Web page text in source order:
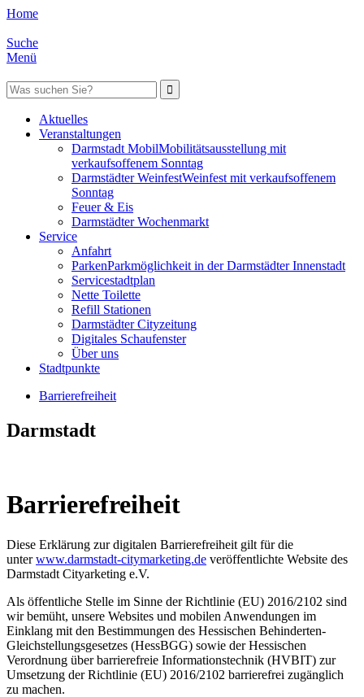
Home
Suche
Menü
Aktuelles
Veranstaltungen
Darmstadt MobilMobilitätsausstellung mit
verkaufsoffenem Sonntag
Darmstädter WeinfestWeinfest mit verkaufsoffenem
Sonntag
Feuer & Eis
Darmstädter Wochenmarkt
Service
Anfahrt
ParkenParkmöglichkeit in der Darmstädter Innenstadt
Servicestadtplan
Nette Toilette
Refill Stationen
Darmstädter Cityzeitung
Digitales Schaufenster
Über uns
Stadtpunkte
Barrierefreiheit
Darmstadt
Barrierefreiheit
Diese Erklärung zur digitalen Barrierefreiheit gilt für die
unterwww.darmstadt-citymarketing.de veröffentlichte Website des
Darmstadt Cityarketing e.V.
Als öffentliche Stelle im Sinne der Richtlinie (EU) 2016/2102 sind
wir bemüht, unsere Websites und mobilen Anwendungen im
Einklang mit den Bestimmungen des Hessischen Behinderten-
Gleichstellungsgesetzes (HessBGG) sowie der Hessischen
Verordnung über barrierefreie Informationstechnik (HVBIT) zur
Umsetzung der Richtlinie (EU) 2016/2102 barrierefrei zugänglich
zu machen.